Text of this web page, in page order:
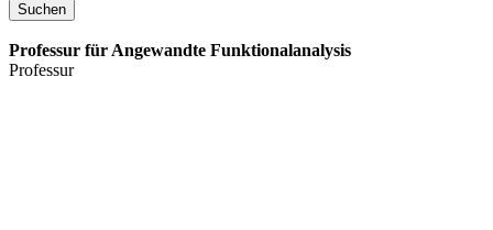
Suchen
Professur für Angewandte Funktionalanalysis
Professur